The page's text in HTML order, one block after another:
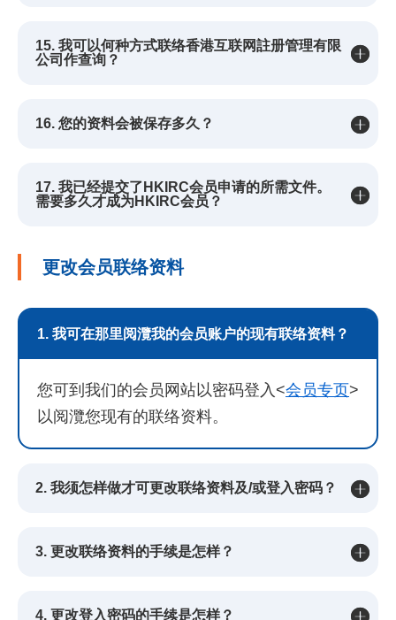
15. 我可以何种方式联络香港互联网註册管理有限
公司作查询？
16. 您的资料会被保存多久？
17. 我已经提交了HKIRC会员申请的所需文件。
需要多久才成为HKIRC会员？
更改会员联络资料
1. 我可在那里阅灠我的会员账户的现有联络资料？
您可到我们的会员网站以密码登入<会员专页>
以阅灠您现有的联络资料。
2. 我须怎样做才可更改联络资料及/或登入密码？
3. 更改联络资料的手续是怎样？
4. 更改登入密码的手续是怎样？